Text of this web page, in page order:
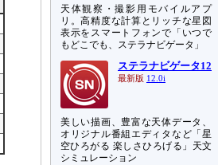
天体観察・撮影用モバイルアプ
リ。高精度な計算とリッチな星図
表示をスマートフォンで「いつで
もどこでも、ステラナビゲータ」
ステラナビゲータ12
最新版 12.0i
美しい描画、豊富な天体データ、
オリジナル番組エディタなど「星
空ひろがる 楽しさひろげる」天文
シミュレーション